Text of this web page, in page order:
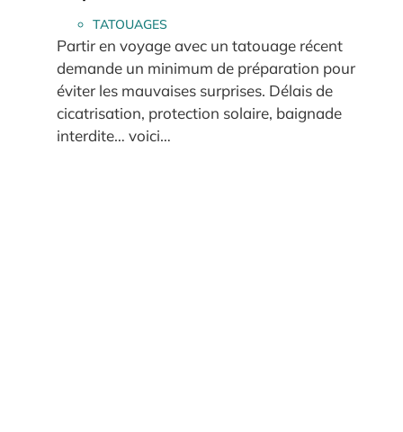
TATOUAGES
Partir en voyage avec un tatouage récent
demande un minimum de préparation pour
éviter les mauvaises surprises. Délais de
cicatrisation, protection solaire, baignade
interdite… voici…